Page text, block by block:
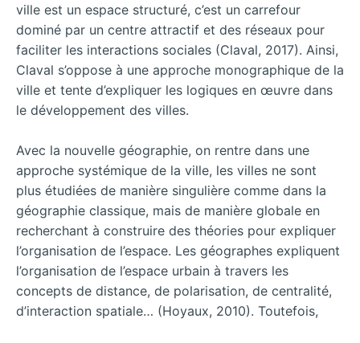
ville est un espace structuré, c’est un carrefour
dominé par un centre attractif et des réseaux pour
faciliter les interactions sociales (Claval, 2017). Ainsi,
Claval s’oppose à une approche monographique de la
ville et tente d’expliquer les logiques en œuvre dans
le développement des villes.
Avec la nouvelle géographie, on rentre dans une
approche systémique de la ville, les villes ne sont
plus étudiées de manière singulière comme dans la
géographie classique, mais de manière globale en
recherchant à construire des théories pour expliquer
l’organisation de l’espace. Les géographes expliquent
l’organisation de l’espace urbain à travers les
concepts de distance, de polarisation, de centralité,
d’interaction spatiale… (Hoyaux, 2010). Toutefois,